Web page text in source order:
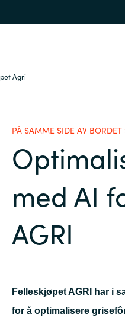
Agri
site
PÅ SAMME SIDE AV
med AI
AGRI
Felleskjøpet AGRI har i
for å optimalisere